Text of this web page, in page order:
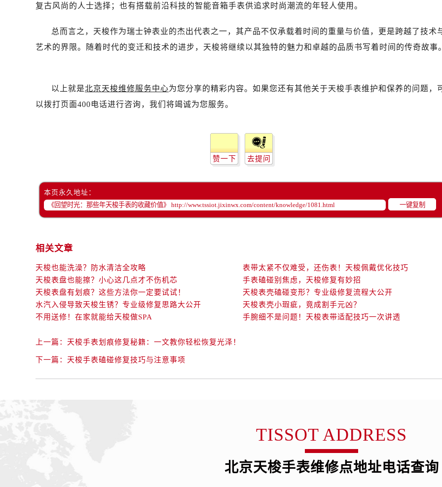
复古风尚的人士选择；也有搭载前沿科技的智能音箱手表供追求时尚潮流的年轻人使用。
总而言之，天梭作为瑞士钟表业的杰出代表之一，其产品不仅承载着时间的重量与价值，更是跨越了技术
艺术的界限。随着时代的变迁和技术的进步，天梭将继续以其独特的魅力和卓越的品质书写着时间的传奇故事。
以上就是北京天梭维修服务中心为您分享的精彩内容。如果您还有其他关于天梭手表维护和保养的问题，
以拨打页面400电话进行咨询，我们将竭诚为您服务。
赞一下 去提问
本页永久地址：
一键复制
相关文章
天梭也能洗澡？防水清洁全攻略
表带太紧不仅难受，还伤表！天梭佩戴优化技巧
天梭表盘也能擦？小心这几点才不伤机芯
手表磕碰别焦虑，天梭修复有妙招
天梭表盘有划痕？这些方法你一定要试试！
天梭表壳磕碰变形？专业级修复流程大公开
水汽入侵导致天梭生锈？专业级修复思路大公开
天梭表壳小瑕疵，竟成割手元凶？
不用送修！在家就能给天梭做SPA
手腕细不是问题！天梭表带适配技巧一次讲透
上一篇： 天梭手表划痕修复秘籍：一文教你轻松恢复光泽！
下一篇： 天梭手表磕碰修复技巧与注意事项
TISSOT ADDRESS
北京天梭手表维修点地址电话查询